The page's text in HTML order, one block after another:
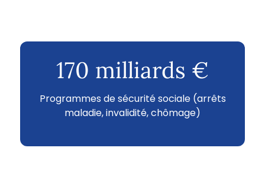
170 milliards €
Programmes de sécurité sociale (arrêts
maladie, invalidité, chômage)